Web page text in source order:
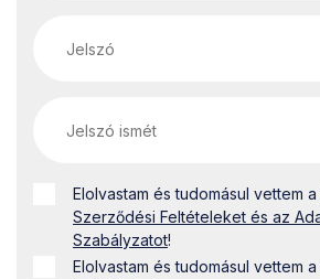
Elolvastam és tudomásul vettem a
Szerződési Feltételeket és az
Szabályzatot!
Elolvastam és tudomásul vettem a